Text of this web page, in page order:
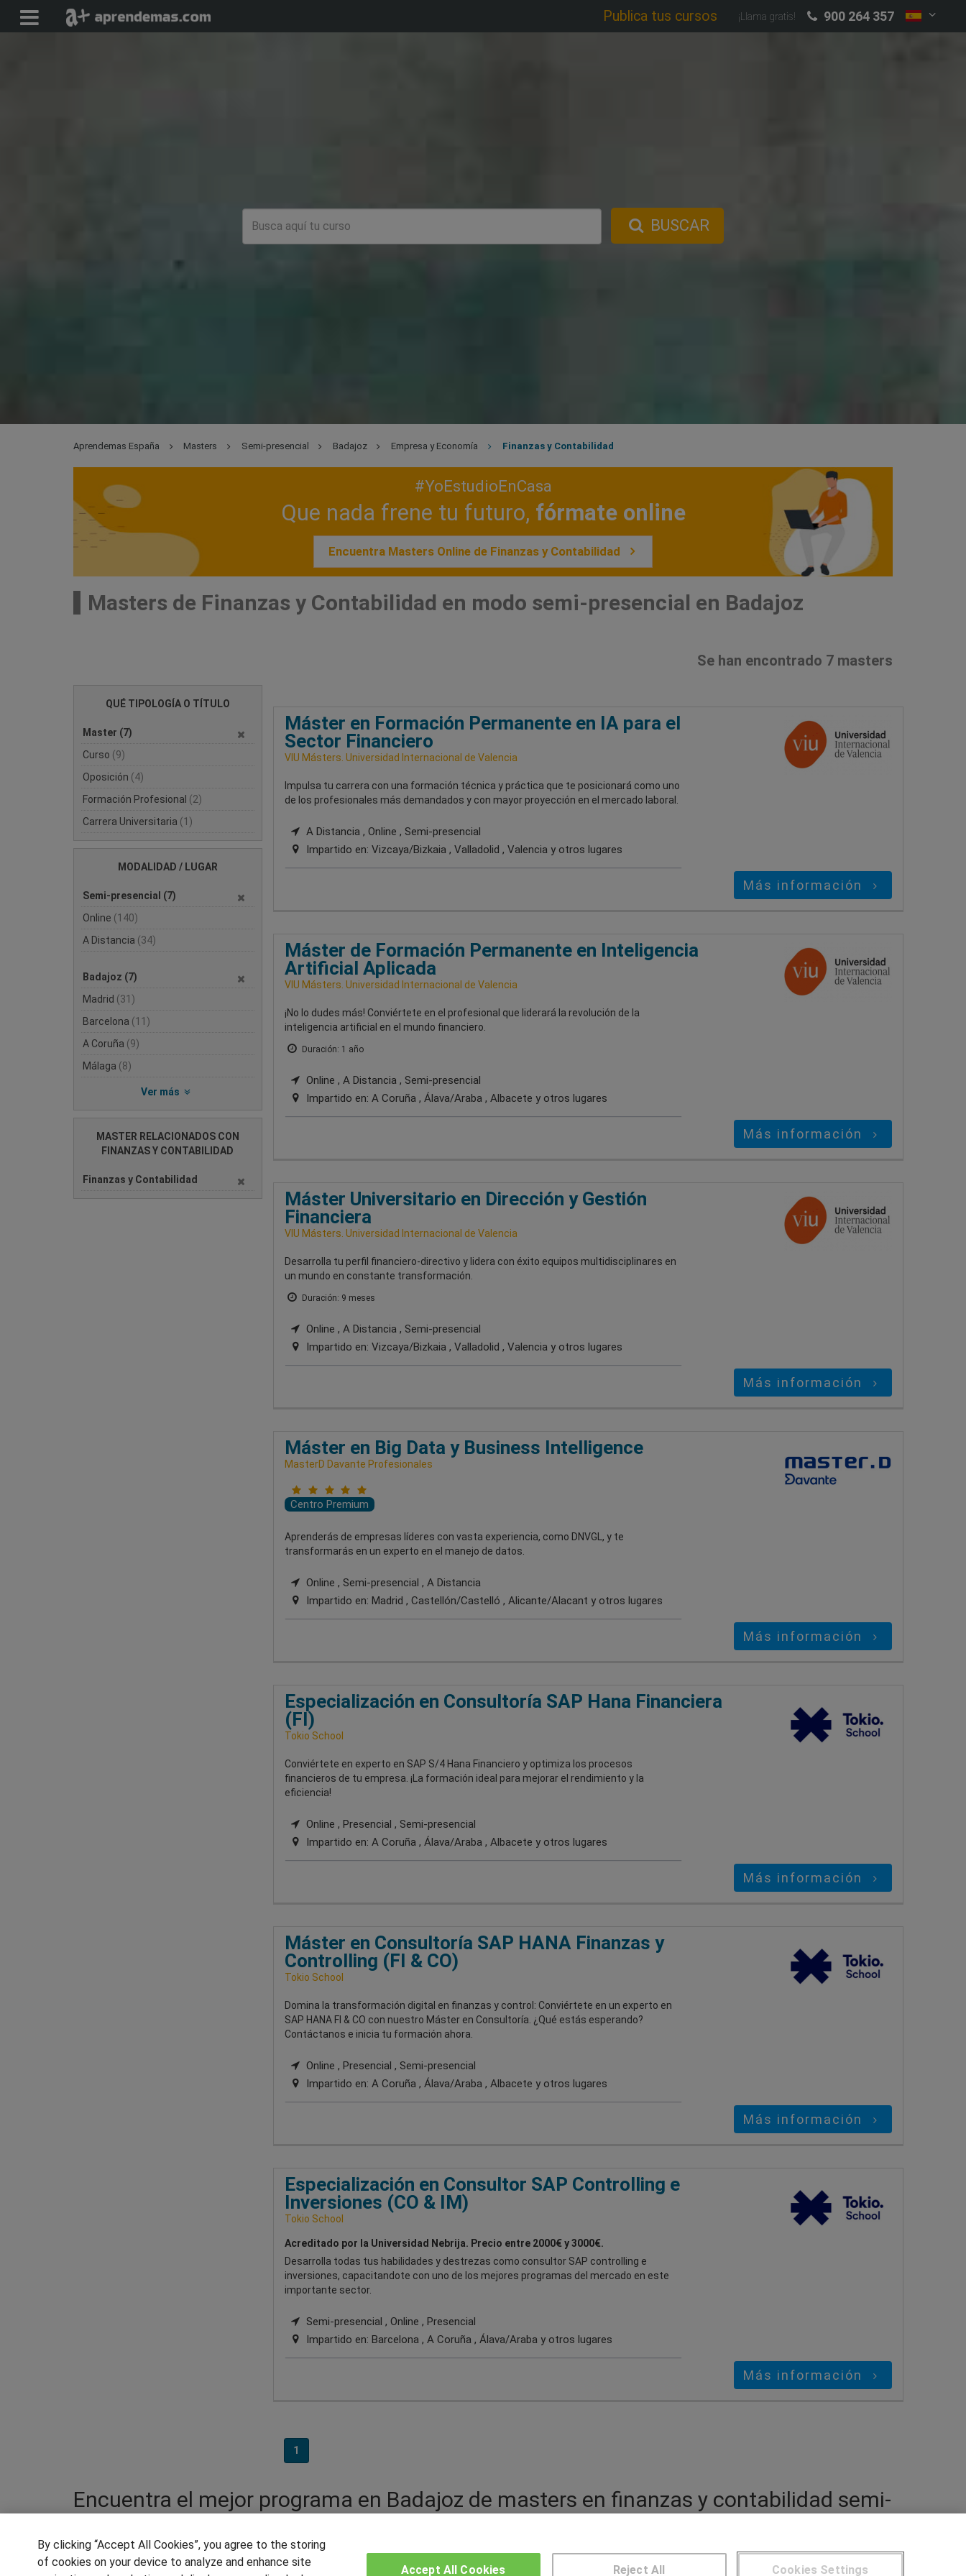
Publica tus cursos ¡Llama gratis! 900 264 357
BUSCAR
Aprendemas España Masters Semi-presencial Badajoz Empresa y Economía Finanzas y Contabilidad
#YoEstudioEnCasa
Que nada frene tu futuro, fórmate online
Encuentra Masters Online de Finanzas y Contabilidad
Masters de Finanzas y Contabilidad en modo semi-presencial en Badajoz
Se han encontrado 7 masters
QUÉ TIPOLOGÍA O TÍTULO
Master (7)
Curso (9)
Oposición (4)
Formación Profesional (2)
Carrera Universitaria (1)
MODALIDAD / LUGAR
Semi-presencial (7)
Online (140)
A Distancia (34)
Badajoz (7)
Madrid (31)
Barcelona (11)
A Coruña (9)
Málaga (8)
Ver más
MASTER RELACIONADOS CON
FINANZAS Y CONTABILIDAD
Finanzas y Contabilidad
Máster en Formación Permanente en IA para el
Sector Financiero
VIU Másters. Universidad Internacional de Valencia
Impulsa tu carrera con una formación técnica y práctica que te posicionará como uno
de los profesionales más demandados y con mayor proyección en el mercado laboral.
A Distancia , Online , Semi-presencial
Impartido en: Vizcaya/Bizkaia , Valladolid , Valencia y otros lugares
Más información
Máster de Formación Permanente en Inteligencia
Artificial Aplicada
VIU Másters. Universidad Internacional de Valencia
¡No lo dudes más! Conviértete en el profesional que liderará la revolución de la
inteligencia artificial en el mundo financiero.
Duración: 1 año
Online , A Distancia , Semi-presencial
Impartido en: A Coruña , Álava/Araba , Albacete y otros lugares
Más información
Máster Universitario en Dirección y Gestión
Financiera
VIU Másters. Universidad Internacional de Valencia
Desarrolla tu perfil financiero-directivo y lidera con éxito equipos multidisciplinares en
un mundo en constante transformación.
Duración: 9 meses
Online , A Distancia , Semi-presencial
Impartido en: Vizcaya/Bizkaia , Valladolid , Valencia y otros lugares
Más información
Máster en Big Data y Business Intelligence
MasterD Davante Profesionales
Centro Premium
Aprenderás de empresas líderes con vasta experiencia, como DNVGL, y te
transformarás en un experto en el manejo de datos.
Online , Semi-presencial , A Distancia
Impartido en: Madrid , Castellón/Castelló , Alicante/Alacant y otros lugares
Más información
Especialización en Consultoría SAP Hana Financiera
(FI)
Tokio School
Conviértete en experto en SAP S/4 Hana Financiero y optimiza los procesos
financieros de tu empresa. ¡La formación ideal para mejorar el rendimiento y la
eficiencia!
Online , Presencial , Semi-presencial
Impartido en: A Coruña , Álava/Araba , Albacete y otros lugares
Más información
Máster en Consultoría SAP HANA Finanzas y
Controlling (FI & CO)
Tokio School
Domina la transformación digital en finanzas y control: Conviértete en un experto en
SAP HANA FI & CO con nuestro Máster en Consultoría. ¿Qué estás esperando?
Contáctanos e inicia tu formación ahora.
Online , Presencial , Semi-presencial
Impartido en: A Coruña , Álava/Araba , Albacete y otros lugares
Más información
Especialización en Consultor SAP Controlling e
Inversiones (CO & IM)
Tokio School
Acreditado por la Universidad Nebrija. Precio entre 2000€ y 3000€.
Desarrolla todas tus habilidades y destrezas como consultor SAP controlling e
inversiones, capacitandote con uno de los mejores programas del mercado en este
importante sector.
Semi-presencial , Online , Presencial
Impartido en: Barcelona , A Coruña , Álava/Araba y otros lugares
Más información
1
Encuentra el mejor programa en Badajoz de masters en finanzas y contabilidad semi-
Si quieres especializarte en gestión del medio ambiente consulta los masters en finanzas y contabilidad en Badajoz dirigidos a profesionales
By clicking “Accept All Cookies”, you agree to the storing
of cookies on your device to analyze and enhance site
Cookies Settings
Reject All
Accept All Cookies